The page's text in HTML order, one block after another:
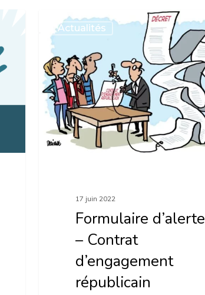
Formulaire
d’alerte
Contrat
d’engagement
républicain
Actualités
17 juin 2022
Formulaire d’alerte
– Contrat
d’engagement
républicain